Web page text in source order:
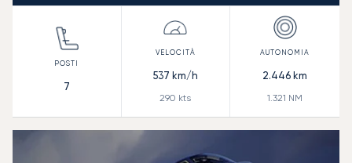
7
537 km/h
290 kts
2.446 km
1.321 NM